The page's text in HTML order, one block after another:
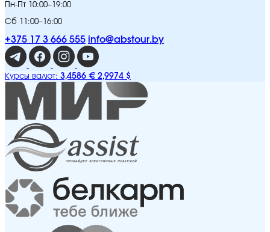
Пн-Пт 10:00–19:00
Сб 11:00–16:00
+375 17 3 666 555 info@abstour.by
Курсы валют: 3,4586 € 2,9974 $